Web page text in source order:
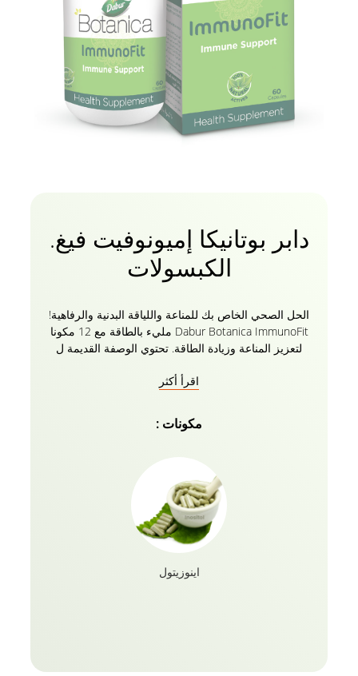
دابر بوتانيكا إميونوفيت فيغ.
الكبسولات
الحل الصحي الخاص بك للمناعة واللياقة البدنية والرفاهية!
Dabur Botanica ImmunoFit مليء بالطاقة مع 12 مكونا
لتعزيز المناعة وزيادة الطاقة. تحتوي الوصفة القديمة ل
والزنجبيل وما إلى ذلك مما يجعل عائلتك بأكملها
أنت ؛ من المهم تقوية جهاز المناعة. نظرا لأن التركيبة
تتكون من مكونات طبيعية تقليدية ، فإن الخبرة القديمة لا
ImmunoFit ، فإن الحل الكل في واحد هو بالتأكيد أمر لا بد
منه للشراء من أجل مناعة عائلتك وعافيتها. مع الأوقات
التي يكون فيها الاعتناء بصحتك وسط جدولك المزدحم ذا
ImmunoFit لبناء مناعتك أقوى من أي وقت مضى هو
لمنع ومكافحة الأمراض اليومية الشائعة مثل السعال والبرد
اقرأ أكثر
مكونات :
اينوزيتول